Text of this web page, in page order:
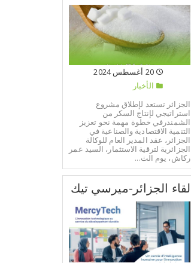
20 أغسطس 2024
الأخبار
الجزائر تستعد لإطلاق مشروع
استراتيجي لإنتاج السكر من
الشمندرفي خطوة مهمة نحو تعزيز
التنمية الاقتصادية والصناعية في
الجزائر، عقد المدير العام للوكالة
الجزائرية لترقية الاستثمار، السيد عمر
ركاش، يوم الث...
لقاء الجزائر-ميرسي تيك